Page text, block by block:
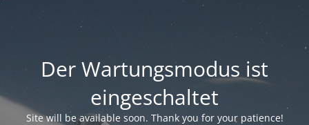
Der Wartungsmodus ist
eingeschaltet
Site will be available soon. Thank you for your patience!